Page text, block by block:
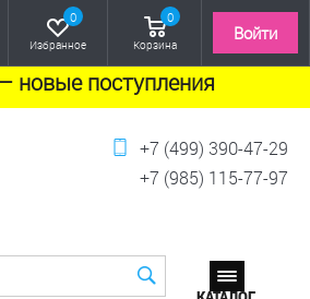
0
Избранное
0
Корзина
Войти
поступления
+7 (499) 390-47-29
+7 (985) 115-77-97